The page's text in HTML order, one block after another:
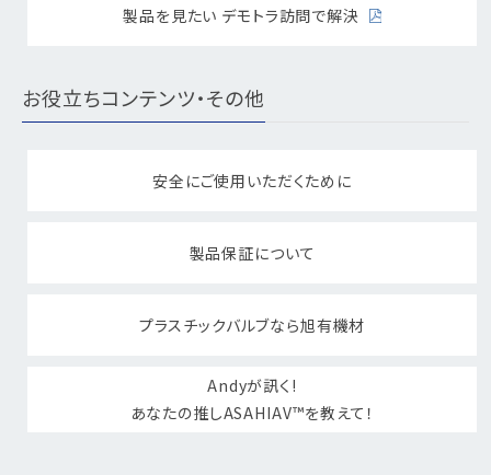
製品を見たい デモトラ訪問で解決
お役立ちコンテンツ・その他
安全にご使用いただくために
製品保証について
プラスチックバルブなら旭有機材
Andyが訊く!
あなたの推しASAHIAV™を教えて！